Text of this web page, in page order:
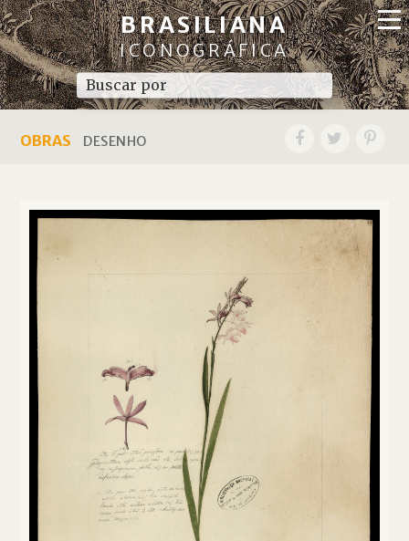
BRASILIANA
ICONOGRÁFICA
OBRAS DESENHO